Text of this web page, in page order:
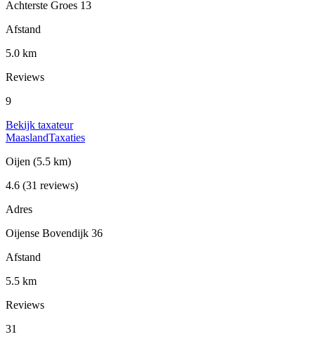
Achterste Groes 13
Afstand
5.0 km
Reviews
9
Bekijk taxateur
MaaslandTaxaties
Oijen (5.5 km)
4.6 (31 reviews)
Adres
Oijense Bovendijk 36
Afstand
5.5 km
Reviews
31